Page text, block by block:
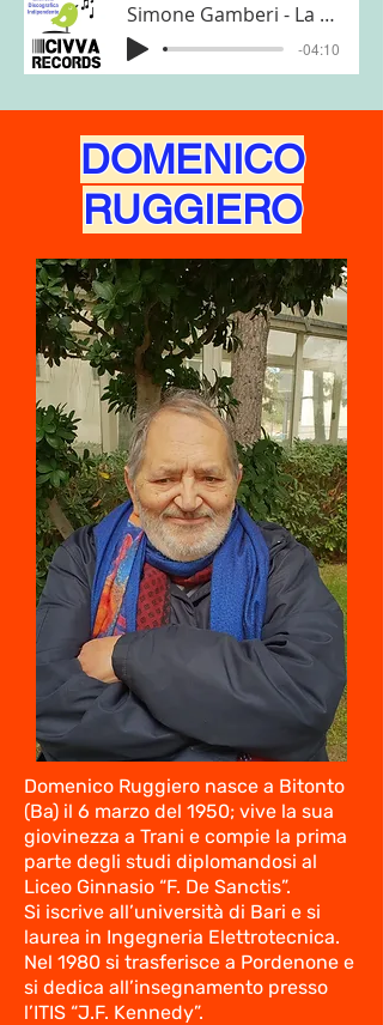
Simone Gamberi - La Mia Odissea (Official Video)
-04:10
DOMENICO
RUGGIERO
Domenico Ruggiero nasce a Bitonto
(Ba) il 6 marzo del 1950; vive la sua
giovinezza a Trani e compie la prima
parte degli studi diplomandosi al
Liceo Ginnasio “F. De Sanctis”.
Si iscrive all’università di Bari e si
laurea in Ingegneria Elettrotecnica.
Nel 1980 si trasferisce a Pordenone e
si dedica all’insegnamento presso
l’ITIS “J.F. Kennedy”.